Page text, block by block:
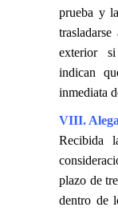
prueba y
exterior
indican
inmediata
VIII.
Recibida
plazo de
dentro de